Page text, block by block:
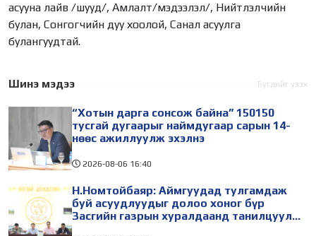
асууна лайв /шууд/, Амлалт/мэдээлэл/, Нийтлэлчийн
булан, Сонгогчийн дуу хоолой, Санал асуулга
булангуудтай.
Шинэ мэдээ Бүгдийг үзэх
“Хотын дарга сонсож байна” 150150
тусгай дугаарыг наймдугаар сарын 14-
нөөс ажиллуулж эхэлнэ
2026-08-06 16:40
Н.Номтойбаяр: Аймгуудад тулгамдаж
буй асуудлуудыг долоо хоног бүр
Засгийн газрын хуралдаанд танилцуулж,